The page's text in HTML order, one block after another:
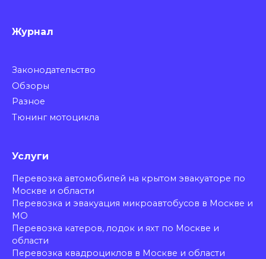
Журнал
Законодательство
Обзоры
Разное
Тюнинг мотоцикла
Услуги
Перевозка автомобилей на крытом эвакуаторе по
Москве и области
Перевозка и эвакуация микроавтобусов в Москве и
МО
Перевозка катеров, лодок и яхт по Москве и
области
Перевозка квадроциклов в Москве и области